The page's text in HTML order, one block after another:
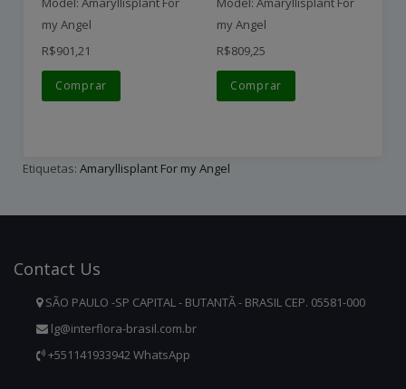
my Angel
R$901,21
Comprar
my Angel
R$809,25
Comprar
Etiquetas: Amaryllisplant For my Angel
Contact Us
SÃO PAULO -SP CAPITAL - BUTANTÃ - BRASIL CEP. 05581-000
lg@interflora-brasil.com.br
+551141933942 WhatsApp